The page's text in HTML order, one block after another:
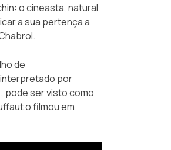
o cineasta, natural
a sua pertença a
de
interpretado por
pode ser visto como
o filmou em